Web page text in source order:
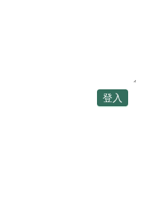
登入